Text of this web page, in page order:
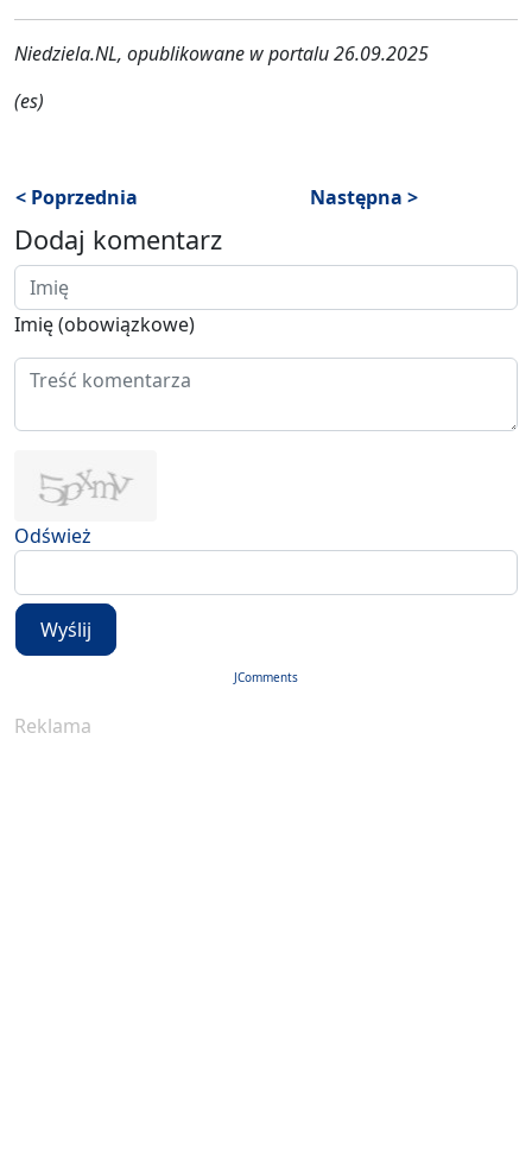
Niedziela.NL, opublikowane w portalu 26.09.2025
(es)
< Poprzednia Następna >
Dodaj komentarz
Imię (obowiązkowe)
Odśwież
Wyślij
JComments
Reklama